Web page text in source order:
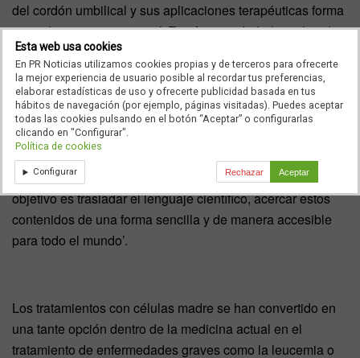
del cordón umbilical y sus aplicaciones terapéuticas forma
parte de este compromiso’.Estebantambién ha valorado
el acuerdo con Irene Villa como fundamental para lograr
transmitir ese mensaje y queVillaha definido de la
siguiente manera ‘Mi papel va a ser el de ‘traductora
social’, el de acercar a la gente el conociento de la
investigación, las aplicaciones terapéuticas, los últos
avances y el enorme potencial que tienen las células
madre de la sangre y del tejido del cordón umbilical. El
objetivo es trasladar el lenguaje científico, acercar estos
contenidos de una forma sencilla y de manera accesible
para todo el mundo’.
Los tratamientos con células madre se han convertido en
una tante opción dentro de la medicina actual en el
tratamiento de enfermedades graves como la leucemia o
Esta web usa cookies
En PR Noticias utilizamos cookies propias y de terceros para ofrecerte
la mejor experiencia de usuario posible al recordar tus preferencias,
elaborar estadísticas de uso y ofrecerte publicidad basada en tus
hábitos de navegación (por ejemplo, páginas visitadas). Puedes aceptar
todas las cookies pulsando en el botón “Aceptar” o configurarlas
clicando en "Configurar".
Política de cookies
Configurar Rechazar Aceptar